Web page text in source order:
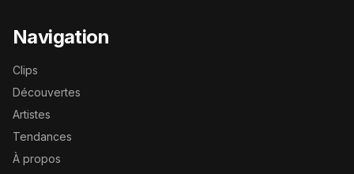
Navigation
Clips
Découvertes
Artistes
Tendances
À propos